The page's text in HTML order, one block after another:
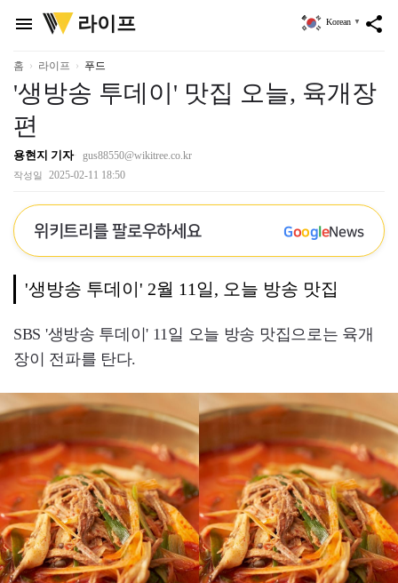
menu
위
키
리
라이프 share
Korean ▼
홈 라이프 푸드
'생방송 투데이' 맛집 오늘, 육개장
편
용현지 기자 gus88550@wikitree.co.kr
작성일 2025-02-11 18:50
위키트리를 팔로우하세요 GoogleNews
'생방송 투데이' 2월 11일, 오늘 방송 맛집
SBS '생방송 투데이' 11일 오늘 방송 맛집으로는 육개
장이 전파를 탄다.